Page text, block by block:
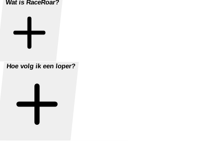
Wat is RaceRoar?
Hoe volg ik een loper?